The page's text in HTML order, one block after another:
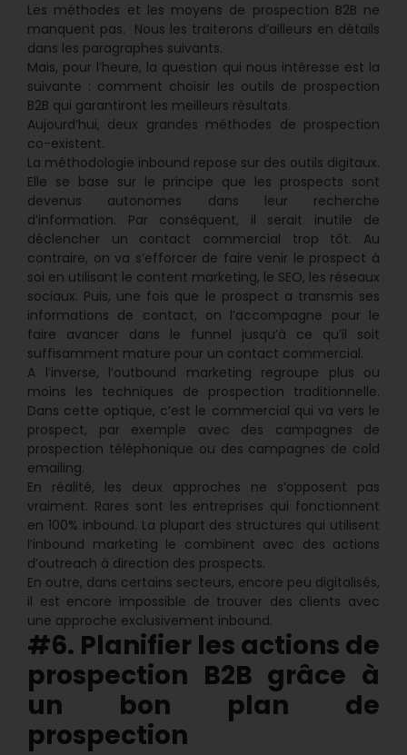
Les méthodes et les moyens de prospection B2B ne
manquent pas. Nous les traiterons d’ailleurs en détails
dans les paragraphes suivants.
Mais, pour l’heure, la question qui nous intéresse est la
suivante : comment choisir les outils de prospection
B2B qui garantiront les meilleurs résultats.
Aujourd’hui, deux grandes méthodes de prospection
co-existent.
La méthodologie inbound repose sur des outils digitaux.
Elle se base sur le principe que les prospects sont
devenus autonomes dans leur recherche
d’information. Par conséquent, il serait inutile de
déclencher un contact commercial trop tôt. Au
contraire, on va s’efforcer de faire venir le prospect à
soi en utilisant le content marketing, le SEO, les réseaux
sociaux. Puis, une fois que le prospect a transmis ses
informations de contact, on l’accompagne pour le
faire avancer dans le funnel jusqu’à ce qu’il soit
suffisamment mature pour un contact commercial.
A l’inverse, l’outbound marketing regroupe plus ou
moins les techniques de prospection traditionnelle.
Dans cette optique, c’est le commercial qui va vers le
prospect, par exemple avec des campagnes de
prospection téléphonique ou des campagnes de cold
emailing.
En réalité, les deux approches ne s’opposent pas
vraiment. Rares sont les entreprises qui fonctionnent
en 100% inbound. La plupart des structures qui utilisent
l’inbound marketing le combinent avec des actions
d’outreach à direction des prospects.
En outre, dans certains secteurs, encore peu digitalisés,
il est encore impossible de trouver des clients avec
une approche exclusivement inbound.
#6. Planifier les actions de
prospection B2B grâce à
un bon plan de
prospection